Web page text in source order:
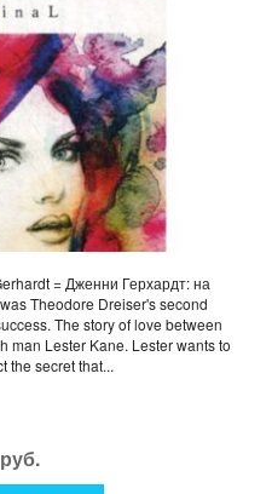
= Дженни Герхардт: на
Theodore Dreiser's second
The story of love between
man Lester Kane. Lester wants to
the secret that...